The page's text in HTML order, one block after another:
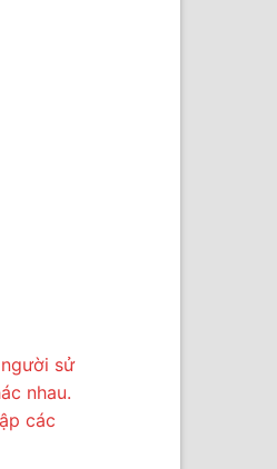
sử
nhau.
các